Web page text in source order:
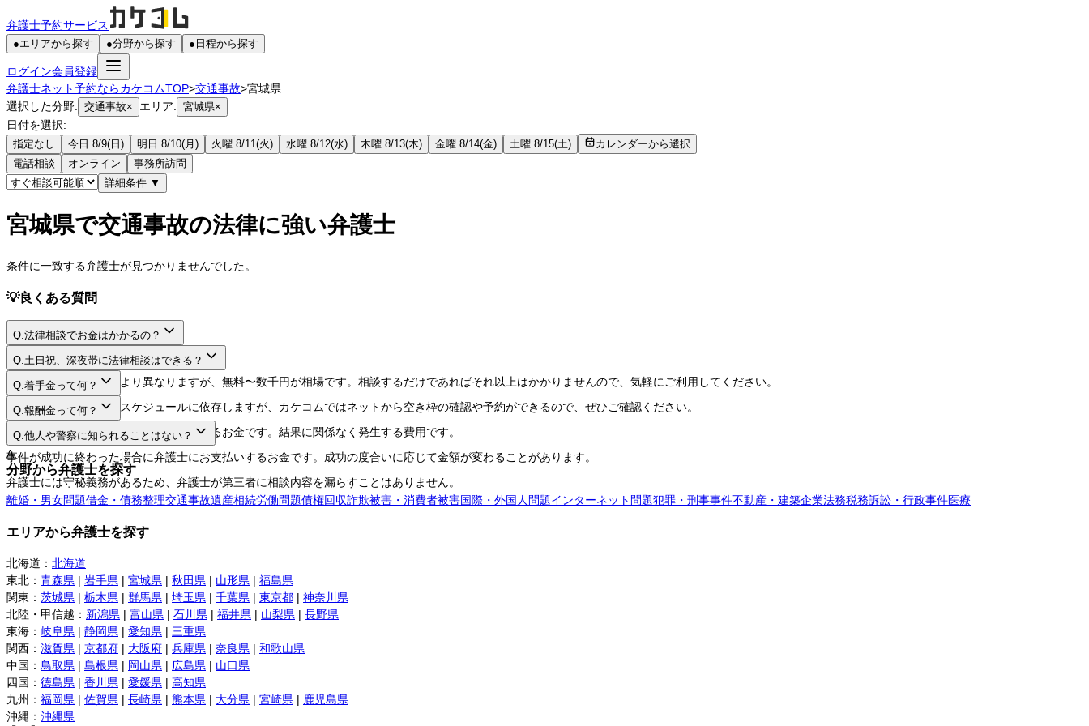
弁護士予約サービス
●エリアから探す ●分野から探す ● 日程から探す
ログイン会員登録
弁護士ネット予約ならカケコムTOP>交通事故>宮城県
選択した分野: 交通事故× エリア: 宮城県×
日付を選択:
指定なし 今日 8/9(日) 明日 8/10(月) 火曜 8/11(火) 水曜 8/12(水) 木曜 8/13(木) 金曜 8/14(金) 土曜 8/15(土)
カレンダーから選択
電話相談
オンライン
事務所訪問
詳細条件 ▼
宮城県で交通事故の法律に強い弁護士
条件に一致する弁護士が見つかりませんでした。
💡良くある質問
Q.法律相談でお金はかかるの？
A.
法律相談料は弁護士により異なりますが、無料〜数千円が相場です。相談するだけであればそれ以上はかかりませんので、気軽にご利用してください。
Q.土日祝、深夜帯に法律相談はできる？
A.
日程や時間は弁護士のスケジュールに依存しますが、カケコムではネットから空き枠の確認や予約ができるので、ぜひご確認ください。
Q.着手金って何？
A.
弁護士に事件を依頼する際にお支払いするお金です。結果に関係なく発生する費用です。
Q.報酬金って何？
A.
事件が成功に終わった場合に弁護士にお支払いするお金です。成功の度合いに応じて金額が変わることがあります。
Q.他人や警察に知られることはない？
A.
弁護士には守秘義務があるため、弁護士が第三者に相談内容を漏らすことはありません。
分野から弁護士を探す
離婚・男女問題借金・債務整理交通事故遺産相続労働問題債権回収詐欺被害・消費者被害国際・外国人問題インターネット問題犯罪・刑事事件不動産・建築企業法務税務訴訟・行政事件医療
エリアから弁護士を探す
北海道 ： 北海道
東北 ： 青森県 | 岩手県 | 宮城県 | 秋田県 | 山形県 | 福島県
関東 ： 茨城県 | 栃木県 | 群馬県 | 埼玉県 | 千葉県 | 東京都 | 神奈川県
北陸・甲信越 ： 新潟県 | 富山県 | 石川県 | 福井県 | 山梨県 | 長野県
東海 ： 岐阜県 | 静岡県 | 愛知県 | 三重県
関西 ： 滋賀県 | 京都府 | 大阪府 | 兵庫県 | 奈良県 | 和歌山県
中国 ： 鳥取県 | 島根県 | 岡山県 | 広島県 | 山口県
四国 ： 徳島県 | 香川県 | 愛媛県 | 高知県
九州 ： 福岡県 | 佐賀県 | 長崎県 | 熊本県 | 大分県 | 宮崎県 | 鹿児島県
沖縄 ： 沖縄県